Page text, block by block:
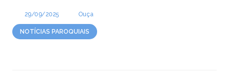
29/09/2025 Ouça
NOTÍCIAS PAROQUIAIS